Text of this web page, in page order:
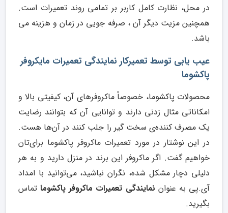
در محل، نظارت کامل کاربر بر تمامی روند تعمیرات است.
همچنین مزیت دیگر آن ، صرفه جویی در زمان و هزینه می
باشد.
عیب یابی توسط تعمیرکار نمایندگی تعمیرات مایکروفر
پاکشوما
محصولات پاکشوما، خصوصاً ماکروفرهای آن، کیفیتی بالا و
امکاناتی مثال زدنی دارند و توانایی آن که بتوانند رضایت
یک مصرف کننده‌ی سخت گیر را جلب کنند در آن‌ها هست.
در این نوشتار در مورد تعمیرات ماکروفر پاکشوما برای‌تان
خواهیم گفت. اگر ماکروفر این برند در منزل دارید و به هر
دلیلی دچار مشکل شده، نگران نباشید، می‌توانید با امداد
آی.پی به عنوان نمایندگی تعمیرات ماکروفر پاکشوماتماس
بگیرید.